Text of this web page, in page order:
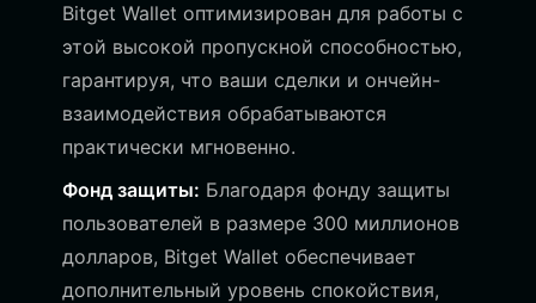
Bitget Wallet оптимизирован для работы с
этой высокой пропускной способностью,
гарантируя, что ваши сделки и ончейн-
взаимодействия обрабатываются
практически мгновенно.
Фонд защиты: Благодаря фонду защиты
пользователей в размере 300 миллионов
долларов, Bitget Wallet обеспечивает
дополнительный уровень спокойствия,